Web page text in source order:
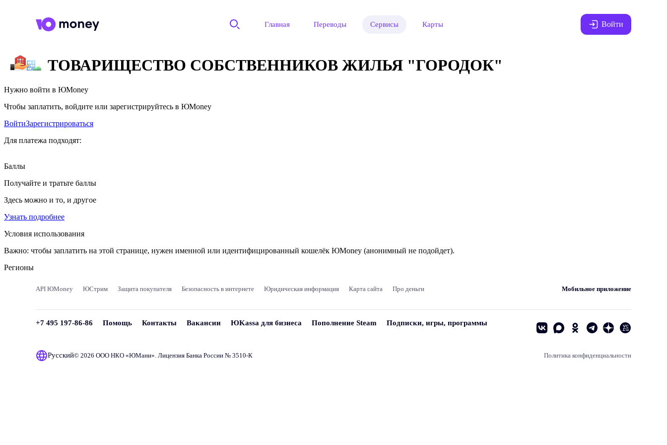
Главная Переводы Сервисы Карты Войти
ТОВАРИЩЕСТВО СОБСТВЕННИКОВ ЖИЛЬЯ "ГОРОДОК"
Нужно войти в ЮMoney
Чтобы заплатить, войдите или зарегистрируйтесь в ЮMoney
ВойтиЗарегистрироваться
Для платежа подходят:
Баллы
Получайте и тратьте баллы
Здесь можно и то, и другое
Узнать подробнее
Условия использования
Важно: чтобы заплатить на этой странице, нужен именной или идентифицированный кошелёк ЮMoney (анонимный не подойдет).
Регионы
API ЮMoney ЮСтрим Защита покупателя Безопасность в интернете Юридическая информация Карта сайта Про деньги Мобильное приложение
+7 495 197-86-86 Помощь Контакты Вакансии ЮKassa для бизнеса Пополнение Steam Подписки, игры, программы
Русский© 2026 ООО НКО «ЮМани». Лицензия Банка России № 3510‑К Политика конфиденциальности